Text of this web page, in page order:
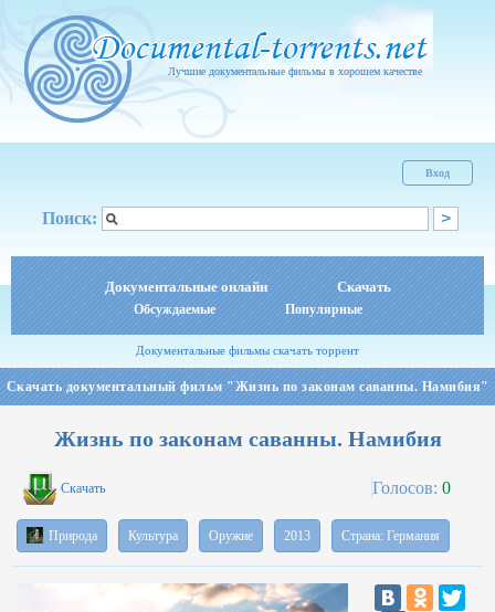
Лучшие документальные фильмы в хорошем качестве
Вход
Поиск:
Документальные онлайн Скачать
Обсуждаемые Популярные
Документальные фильмы скачать торрент
Скачать документальный фильм "Жизнь по законам саванны. Намибия"
Жизнь по законам саванны. Намибия
Скачать Голосов: 0
Природа Культура Оружие 2013 Страна: Германия